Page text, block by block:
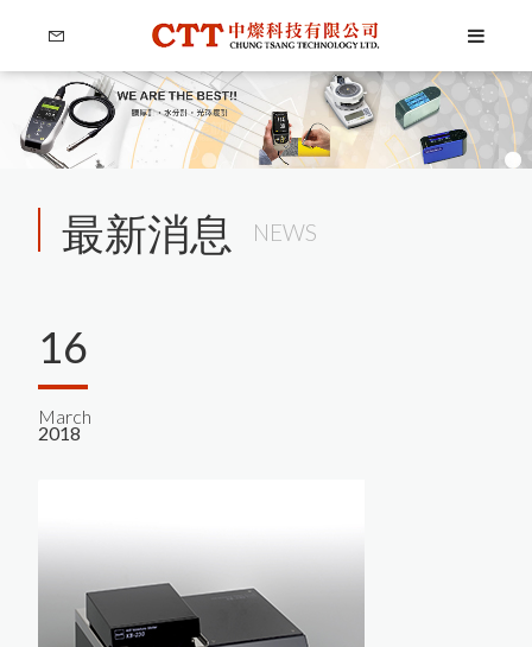
Menu
公司簡介
最新消息如
何
根
據
A
S
T
M
D
3
3
5
9
M
e
t
h
o
d
B
規
範
進
行
百
格
刮
刀
附
著
力
試
驗
商品洽詢
Language
繁體中文
最新消息 NEWS
16
March
2018